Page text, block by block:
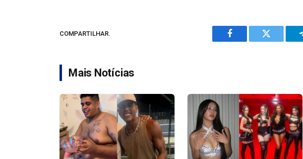
COMPARTILHAR.
Facebook Twitter
Mais Notícias